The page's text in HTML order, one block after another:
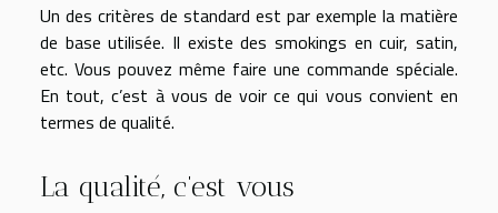
Un des critères de standard est par exemple la matière
de base utilisée. Il existe des smokings en cuir, satin,
etc. Vous pouvez même faire une commande spéciale.
En tout, c’est à vous de voir ce qui vous convient en
termes de qualité.
La qualité, c’est vous